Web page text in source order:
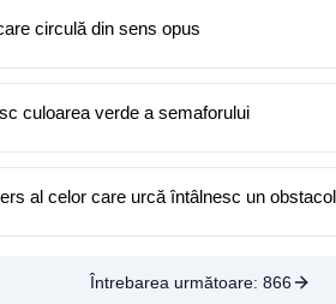
circulă din sens opus
culoarea verde a semaforului
al celor care urcă întâlnesc un obstacol
Întrebarea următoare: 866